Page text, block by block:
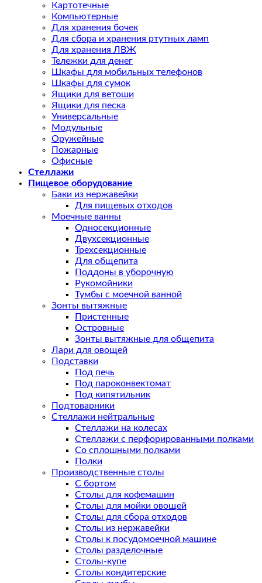
Картотечные
Компьютерные
Для хранения бочек
Для сбора и хранения ртутных ламп
Для хранения ЛВЖ
Тележки для денег
Шкафы для мобильных телефонов
Шкафы для сумок
Ящики для ветоши
Ящики для песка
Универсальные
Модульные
Оружейные
Пожарные
Офисные
Стеллажи
Пищевое оборудование
Баки из нержавейки
Для пищевых отходов
Моечные ванны
Односекционные
Двухсекционные
Трехсекционные
Для общепита
Поддоны в уборочную
Рукомойники
Тумбы с моечной ванной
Зонты вытяжные
Пристенные
Островные
Зонты вытяжные для общепита
Лари для овощей
Подставки
Под печь
Под пароконвектомат
Под кипятильник
Подтоварники
Стеллажи нейтральные
Стеллажи на колесах
Стеллажи с перфорированными полками
Со сплошными полками
Полки
Производственные столы
С бортом
Столы для кофемашин
Столы для мойки овощей
Столы для сбора отходов
Столы из нержавейки
Столы к посудомоечной машине
Столы разделочные
Столы-купе
Столы кондитерские